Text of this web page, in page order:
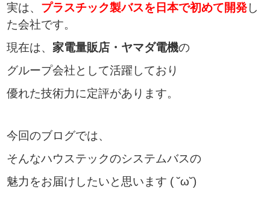
実は、 プラスチック製バスを 日本で初めて開発し
た会社です。
現在は、 家電量販店・ヤマダ電機の
グループ会社として活躍しており
優れた技術力に定評があります。
今回のブログでは、
そんなハウステックのシステムバスの
魅力をお届けしたいと思います ( ˘ω˘)